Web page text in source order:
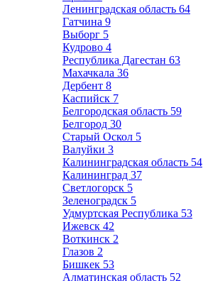
Ленинградская область 64
Гатчина 9
Выборг 5
Кудрово 4
Республика Дагестан 63
Махачкала 36
Дербент 8
Каспийск 7
Белгородская область 59
Белгород 30
Старый Оскол 5
Валуйки 3
Калининградская область 54
Калининград 37
Светлогорск 5
Зеленоградск 5
Удмуртская Республика 53
Ижевск 42
Воткинск 2
Глазов 2
Бишкек 53
Алматинская область 52